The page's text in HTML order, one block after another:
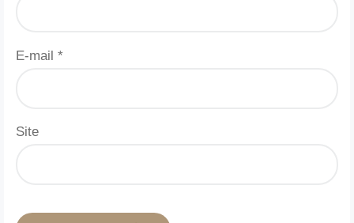
E-mail *
Site